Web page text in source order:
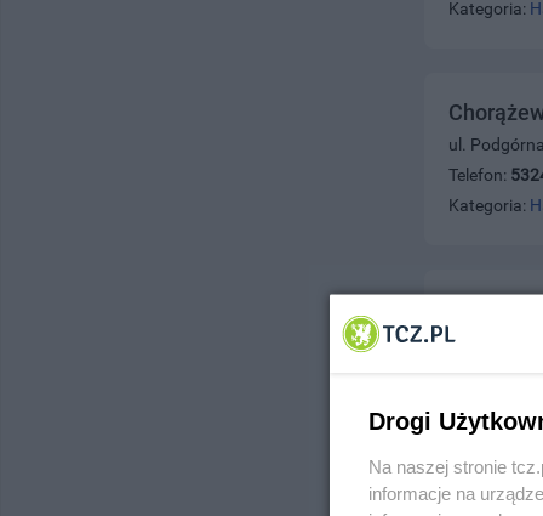
Kategoria:
ul.
Telefon:
Kategoria:
ul.
Drogi
Na naszej stronie
informacje na